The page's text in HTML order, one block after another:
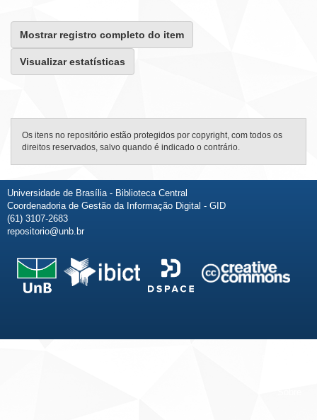
Mostrar registro completo do item
Visualizar estatísticas
Os itens no repositório estão protegidos por copyright, com todos os
direitos reservados, salvo quando é indicado o contrário.
Universidade de Brasília - Biblioteca Central
Coordenadoria de Gestão da Informação Digital - GID
(61) 3107-2683
repositorio@unb.br